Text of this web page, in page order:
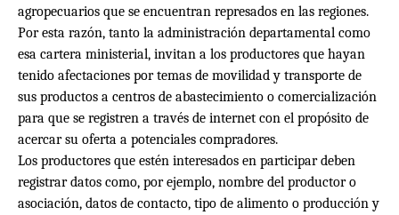
agropecuarios que se encuentran represados en las regiones.
Por esta razón, tanto la administración departamental como
esa cartera ministerial, invitan a los productores que hayan
tenido afectaciones por temas de movilidad y transporte de
sus productos a centros de abastecimiento o comercialización
para que se registren a través de internet con el propósito de
acercar su oferta a potenciales compradores.
Los productores que estén interesados en participar deben
registrar datos como, por ejemplo, nombre del productor o
asociación, datos de contacto, tipo de alimento o producción y